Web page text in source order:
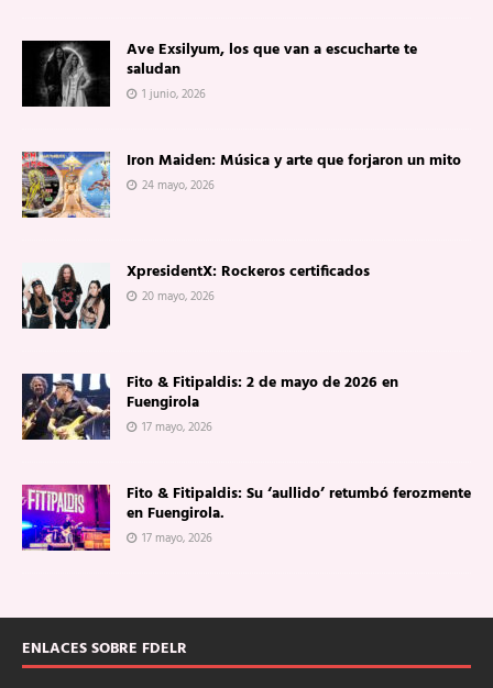
Ave Exsilyum, los que van a escucharte te
saludan
1 junio, 2026
Iron Maiden: Música y arte que forjaron un mito
24 mayo, 2026
XpresidentX: Rockeros certificados
20 mayo, 2026
Fito & Fitipaldis: 2 de mayo de 2026 en
Fuengirola
17 mayo, 2026
Fito & Fitipaldis: Su ‘aullido’ retumbó ferozmente
en Fuengirola.
17 mayo, 2026
ENLACES SOBRE FDELR